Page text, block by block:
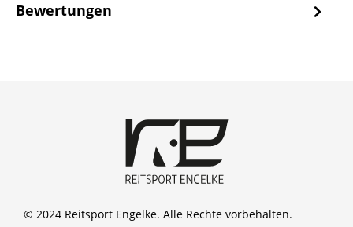
Bewertungen
© 2024 Reitsport Engelke. Alle Rechte vorbehalten.